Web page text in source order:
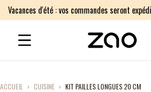
ACCUEIL › CUISINE › KIT PAILLES LONGUES 20 CM